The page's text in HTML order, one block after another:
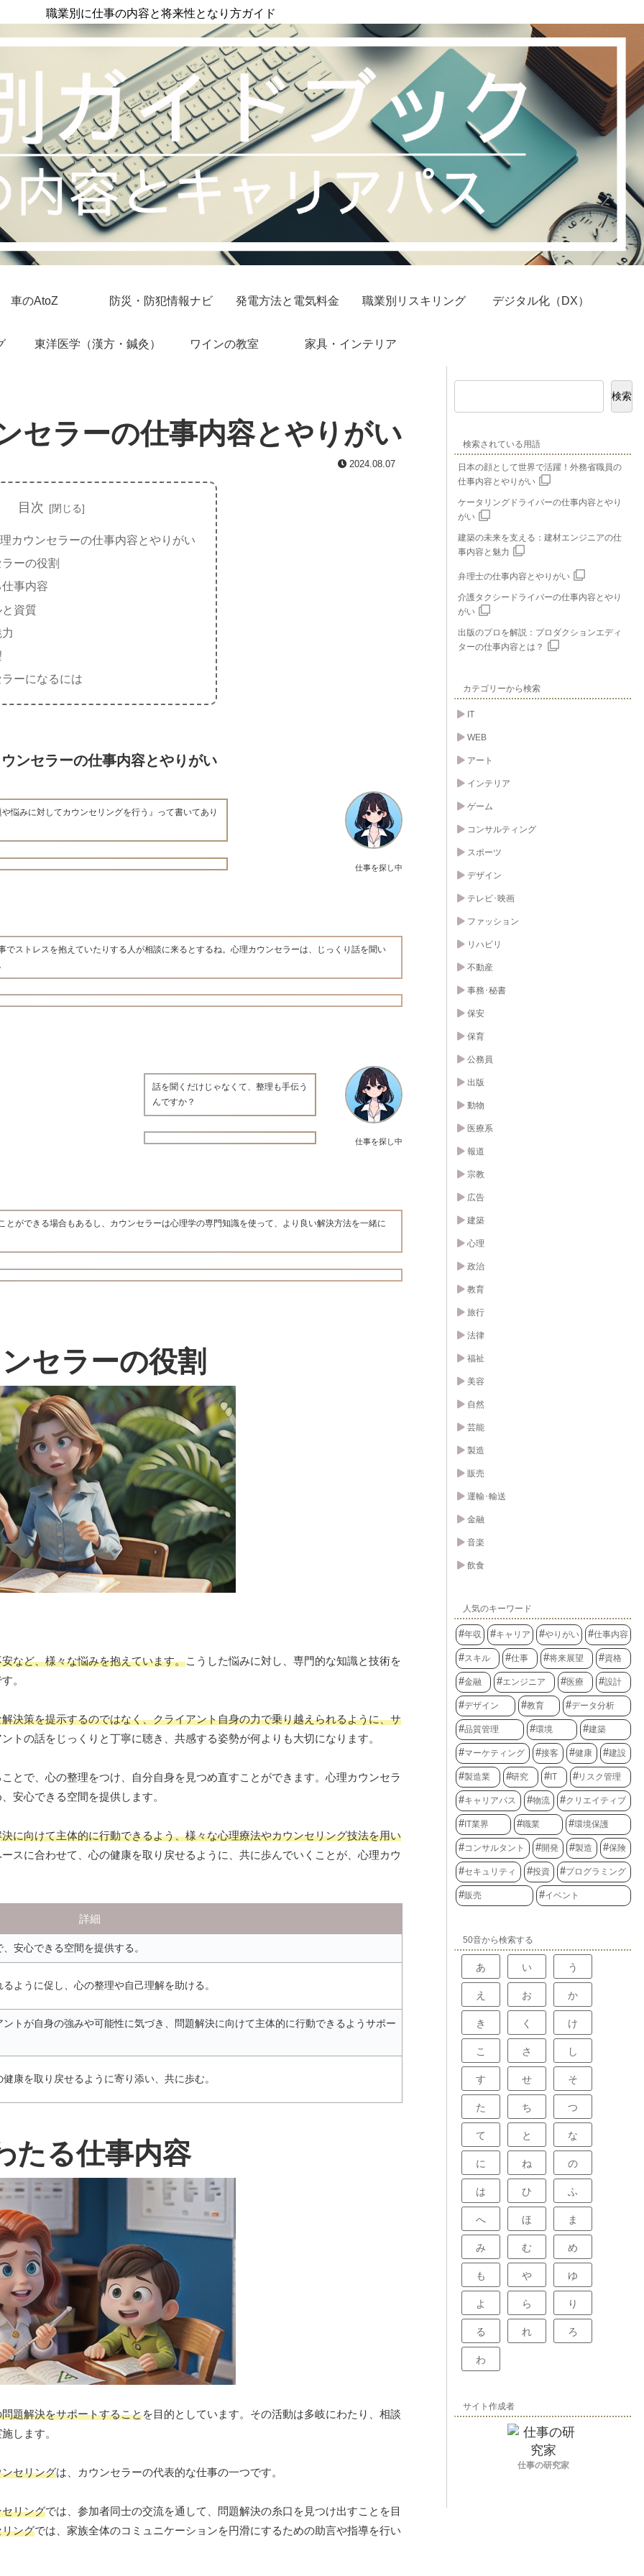
職業別に仕事の内容と将来性となり方ガイド
車のAtoZ 防災・防犯情報ナビ 発電方法と電気料金 職業別リスキリング デジタル化（DX）
東洋医学（漢方・鍼灸） ワインの教室 家具・インテリア
セラーの仕事内容とやりがい
2024.08.07
目次
カウンセラーの仕事内容とやりがい
ーの役割
事内容
資質
ーになるには
ンセラーの仕事内容とやりがい
仕事を探し中
悩みに対してカウンセリングを行う』って書いてあり
ストレスを抱えていたりする人が相談に来るとするね。心理カウンセラーは、じっくり話を聞い
仕事を探し中
話を聞くだけじゃなくて、整理も手伝う
んですか？
ができる場合もあるし、カウンセラーは心理学の専門知識を使って、より良い解決方法を一緒に
セラーの役割
など、様々な悩みを抱えています。こうした悩みに対し、専門的な知識と技術を
。
決策を提示するのではなく、クライアント自身の力で乗り越えられるように、サ
トの話をじっくりと丁寧に聴き、共感する姿勢が何よりも大切になります。
とで、心の整理をつけ、自分自身を見つめ直すことができます。心理カウンセラ
安心できる空間を提供します。
に向けて主体的に行動できるよう、様々な心理療法やカウンセリング技法を用い
スに合わせて、心の健康を取り戻せるように、共に歩んでいくことが、心理カウ
詳細
安心できる空間を提供する。
ように促し、心の整理や自己理解を助ける。
トが自身の強みや可能性に気づき、問題解決に向けて主体的に行動できるようサポー
康を取り戻せるように寄り添い、共に歩む。
たる仕事内容
題解決をサポートすることを目的としています。その活動は多岐にわたり、相談
します。
セリングは、カウンセラーの代表的な仕事の一つです。
リングでは、参加者同士の交流を通して、問題解決の糸口を見つけ出すことを目
ングでは、家族全体のコミュニケーションを円滑にするための助言や指導を行い
検索
検索されている用語
日本の顔として世界で活躍！外務省職員の
仕事内容とやりがい
ケータリングドライバーの仕事内容とやり
がい
建築の未来を支える：建材エンジニアの仕
事内容と魅力
弁理士の仕事内容とやりがい
介護タクシードライバーの仕事内容とやり
がい
出版のプロを解説：プロダクションエディ
ターの仕事内容とは？
カテゴリーから検索
IT
WEB
アート
インテリア
ゲーム
コンサルティング
スポーツ
デザイン
テレビ･映画
ファッション
リハビリ
不動産
事務･秘書
保安
保育
公務員
出版
動物
医療系
報道
宗教
広告
建築
心理
政治
教育
旅行
法律
福祉
美容
自然
芸能
製造
販売
運輸･輸送
金融
音楽
飲食
人気のキーワード
年収 キャリア やりがい 仕事内容
スキル 仕事 将来展望 資格
金融 エンジニア 医療 設計
デザイン 教育 データ分析
品質管理 環境 建築
マーケティング 接客 健康 建設
製造業 研究 IT リスク管理
キャリアパス 物流 クリエイティブ
IT業界 職業 環境保護
コンサルタント 開発 製造 保険
セキュリティ 投資 プログラミング
販売 イベント
50音から検索する
あ い う
え お か
き く け
こ さ し
す せ そ
た ち つ
て と な
に ね の
は ひ ふ
へ ほ ま
み む め
も や ゆ
よ ら り
る れ ろ
わ
サイト作成者
仕事の研究家